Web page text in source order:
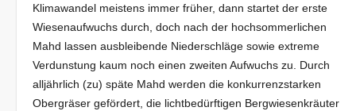
Klimawandel meistens immer früher, dann startet der erste
Wiesenaufwuchs durch, doch nach der hochsommerlichen
Mahd lassen ausbleibende Niederschläge sowie extreme
Verdunstung kaum noch einen zweiten Aufwuchs zu. Durch
alljährlich (zu) späte Mahd werden die konkurrenzstarken
Obergräser gefördert, die lichtbedürftigen Bergwiesenkräuter